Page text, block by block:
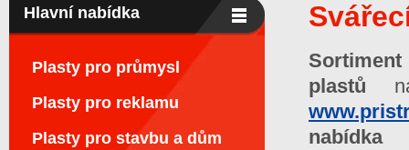
Sortiment
plastů
Hlavní nabídka
Plasty pro průmysl
Plasty pro reklamu
Plasty pro stavbu a dům